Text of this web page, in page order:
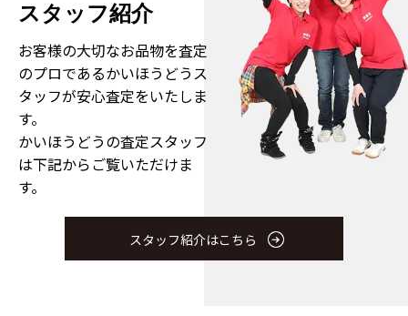
スタッフ紹介
お客様の大切なお品物を査定
のプロであるかいほうどうス
タッフが安心査定をいたしま
す。
かいほうどうの査定スタッフ
は下記からご覧いただけま
す。
スタッフ紹介はこちら